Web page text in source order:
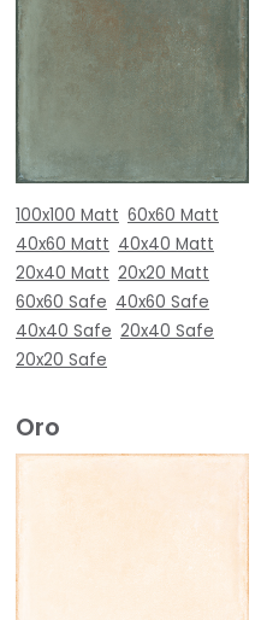
100x100 Matt 60x60 Matt
40x60 Matt 40x40 Matt
20x40 Matt 20x20 Matt
60x60 Safe 40x60 Safe
40x40 Safe 20x40 Safe
20x20 Safe
Oro